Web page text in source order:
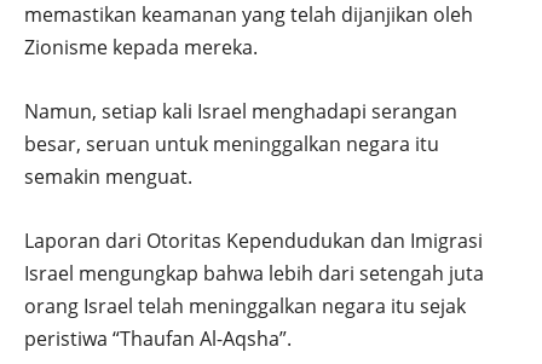
memastikan keamanan yang telah dijanjikan oleh
Zionisme kepada mereka.
Namun, setiap kali Israel menghadapi serangan
besar, seruan untuk meninggalkan negara itu
semakin menguat.
Laporan dari Otoritas Kependudukan dan Imigrasi
Israel mengungkap bahwa lebih dari setengah juta
orang Israel telah meninggalkan negara itu sejak
peristiwa “Thaufan Al-Aqsha”.